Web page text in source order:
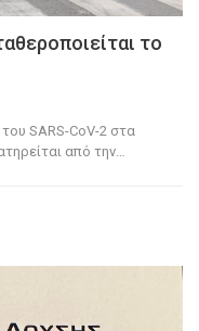
το
SARS-CoV-2 στα
από την